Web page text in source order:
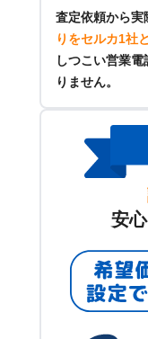
査定依頼から実
りをセルカ1社
しつこい営業
りません。
安